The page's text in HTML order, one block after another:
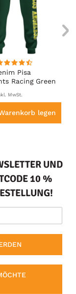
Pisa
Racing Green
MwSt.
legen
UND
10 %